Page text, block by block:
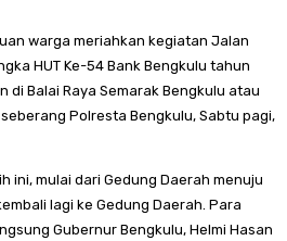
warga meriahkan kegiatan Jalan
HUT Ke-54 Bank Bengkulu tahun
di Balai Raya Semarak Bengkulu atau
Polresta Bengkulu, Sabtu pagi,
ini, mulai dari Gedung Daerah menuju
lagi ke Gedung Daerah. Para
Gubernur Bengkulu, Helmi Hasan